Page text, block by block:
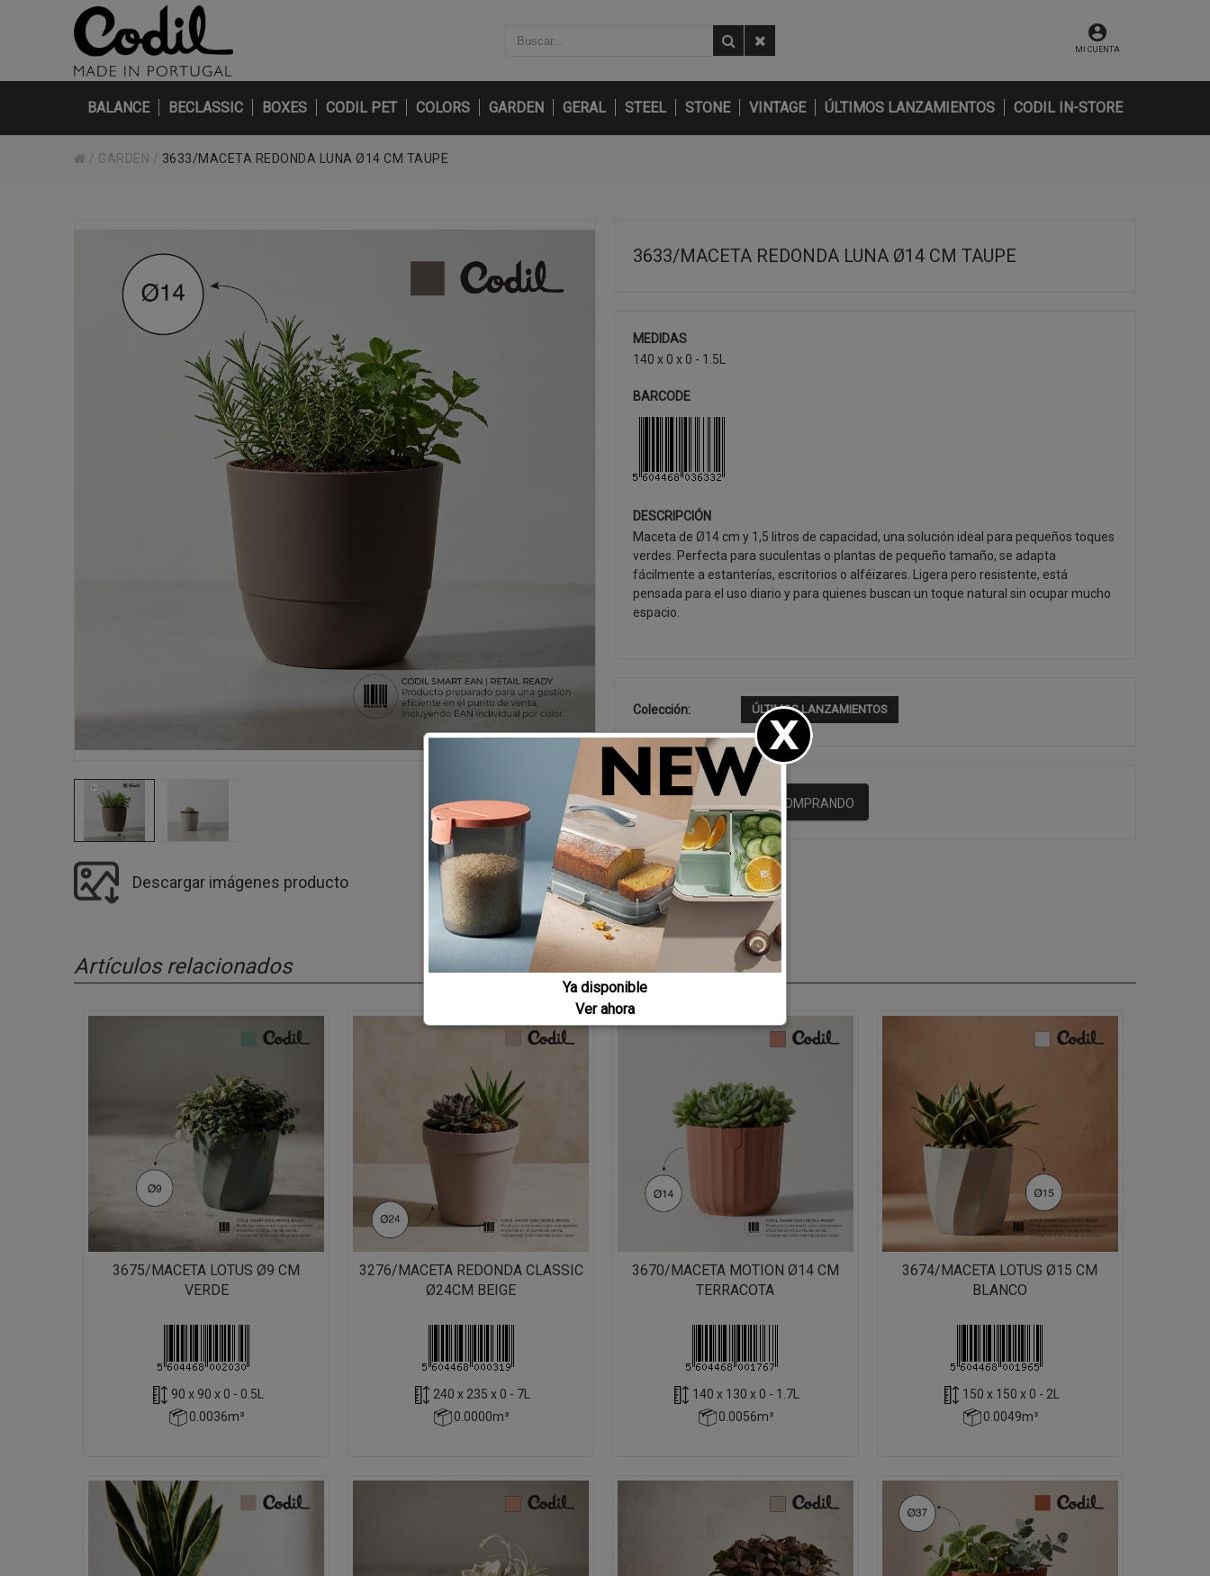
MI CUENTA
BALANCE BECLASSIC BOXES CODIL PET COLORS GARDEN GERAL STEEL STONE VINTAGE ÚLTIMOS LANZAMIENTOS CODIL IN-STORE
/ GARDEN / 3633/MACETA REDONDA LUNA Ø14 CM TAUPE
Descargar imágenes producto
3633/MACETA REDONDA LUNA Ø14 CM TAUPE
MEDIDAS
140 x 0 x 0 - 1.5L
BARCODE
DESCRIPCIÓN
Maceta de Ø14 cm y 1,5 litros de capacidad, una solución ideal para pequeños toques
verdes. Perfecta para suculentas o plantas de pequeño tamaño, se adapta
fácilmente a estanterías, escritorios o alféizares. Ligera pero resistente, está
pensada para el uso diario y para quienes buscan un toque natural sin ocupar mucho
espacio.
Colección: ÚLTIMOS LANZAMIENTOS
SEGUIR COMPRANDO
Artículos relacionados
3675/MACETA LOTUS Ø9 CM
VERDE
90 x 90 x 0 - 0.5L
0.0036m³
3276/MACETA REDONDA CLASSIC
Ø24CM BEIGE
240 x 235 x 0 - 7L
0.0000m³
3670/MACETA MOTION Ø14 CM
TERRACOTA
140 x 130 x 0 - 1.7L
0.0056m³
3674/MACETA LOTUS Ø15 CM
BLANCO
150 x 150 x 0 - 2L
0.0049m³
Ya disponible
Ver ahora